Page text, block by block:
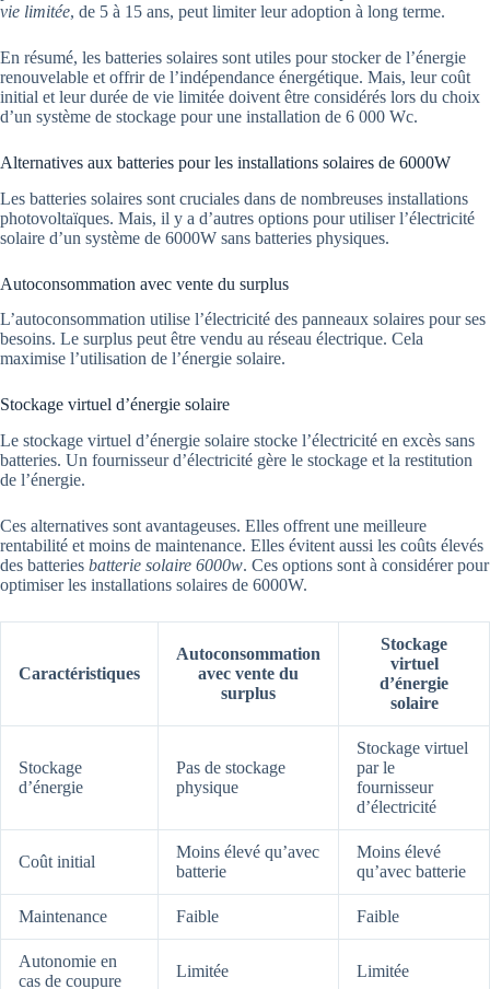
vie limitée, de 5 à 15 ans, peut limiter leur adoption à long terme.
En résumé, les batteries solaires sont utiles pour stocker de l’énergie
renouvelable et offrir de l’indépendance énergétique. Mais, leur coût
initial et leur durée de vie limitée doivent être considérés lors du choix
d’un système de stockage pour une installation de 6 000 Wc.
Alternatives aux batteries pour les installations solaires de 6000W
Les batteries solaires sont cruciales dans de nombreuses installations
photovoltaïques. Mais, il y a d’autres options pour utiliser l’électricité
solaire d’un système de 6000W sans batteries physiques.
Autoconsommation avec vente du surplus
L’autoconsommation utilise l’électricité des panneaux solaires pour ses
besoins. Le surplus peut être vendu au réseau électrique. Cela
maximise l’utilisation de l’énergie solaire.
Stockage virtuel d’énergie solaire
Le stockage virtuel d’énergie solaire stocke l’électricité en excès sans
batteries. Un fournisseur d’électricité gère le stockage et la restitution
de l’énergie.
Ces alternatives sont avantageuses. Elles offrent une meilleure
rentabilité et moins de maintenance. Elles évitent aussi les coûts élevés
des batteries batterie solaire 6000w. Ces options sont à considérer pour
optimiser les installations solaires de 6000W.
Caractéristiques
Autoconsommation
avec vente du
surplus
Stockage
virtuel
d’énergie
solaire
Stockage
d’énergie
Pas de stockage
physique
Stockage virtuel
par le
fournisseur
d’électricité
Coût initial
Moins élevé qu’avec
batterie
Moins élevé
qu’avec batterie
Maintenance Faible Faible
Autonomie en
cas de coupure
Limitée Limitée